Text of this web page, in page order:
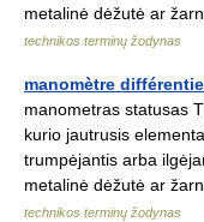
metalinė dėžutė ar
technikos terminų žodynas
manomètre
manometras statusas
kurio jautrusis
trumpėjantis arba
metalinė dėžutė ar
technikos terminų žodynas